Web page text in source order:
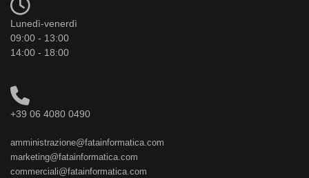
Lunedì-venerdì
09:00 - 13:00
14:00 - 18:00
+39 06 4080 0490
amministrazione@fatainformatica.com
marketing@fatainformatica.com
commerciali@fatainformatica.com